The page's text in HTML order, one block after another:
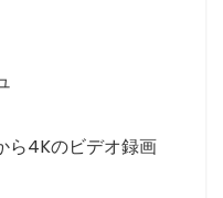
ら4Kのビデオ録画